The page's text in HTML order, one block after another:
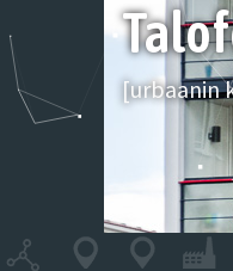
[urbaanin